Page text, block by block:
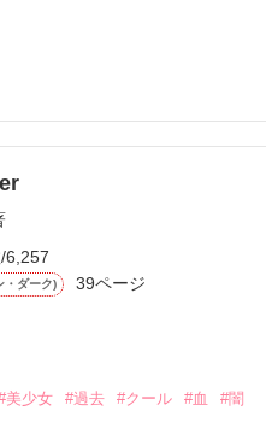
の梨亜に会うため日本から帰国し
前に現れたのは…？
集中！感想ノートに書いてくだ
6,257
・ダーク) 39ページ
美少女 #過去 #クール #血 #闇